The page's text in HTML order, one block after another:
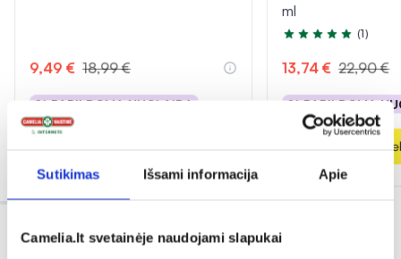
Sutikimas Išsami informacija Apie
Camelia.lt svetainėje naudojami slapukai
9,49 € 18,99 €
% PAPILDOMA NUOLAIDA
ml
Įvertinimas 5.0 iš 5
(1)
13,74 € 22,90 €
% PAPILDOMA
Į